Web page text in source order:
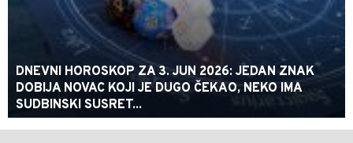
DNEVNI HOROSKOP ZA 3. JUN 2026: JEDAN ZNAK
DOBIJA NOVAC KOJI JE DUGO ČEKAO, NEKO IMA
SUDBINSKI SUSRET...